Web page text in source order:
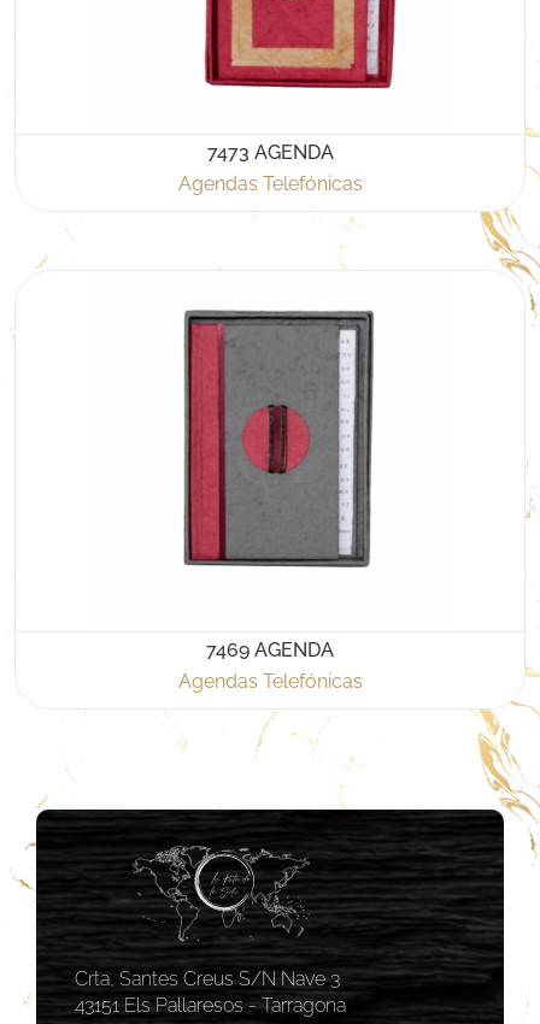
7473 AGENDA
Agendas Telefónicas
7469 AGENDA
Agendas Telefónicas
Crta, Santes Creus S/N Nave 3
43151 Els Pallaresos - Tarragona